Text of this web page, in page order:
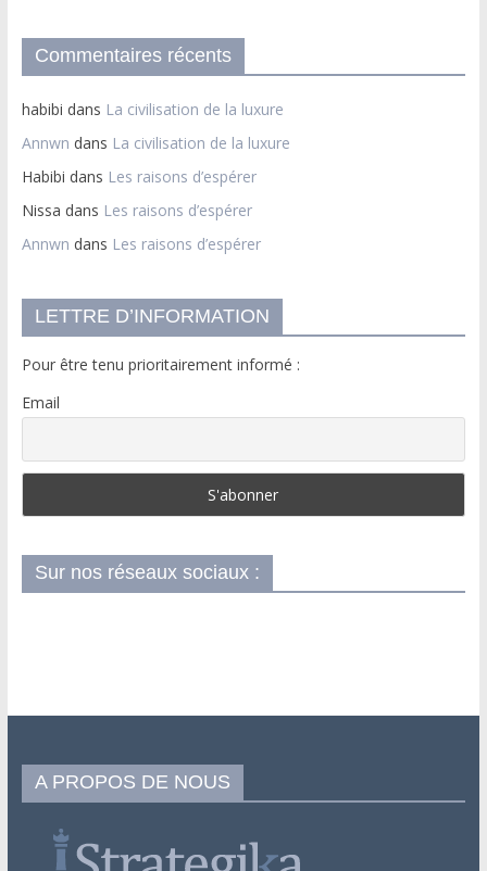
Commentaires récents
habibi dans La civilisation de la luxure
Annwn dans La civilisation de la luxure
Habibi dans Les raisons d’espérer
Nissa dans Les raisons d’espérer
Annwn dans Les raisons d’espérer
LETTRE D’INFORMATION
Pour être tenu prioritairement informé :
Email
Sur nos réseaux sociaux :
A PROPOS DE NOUS